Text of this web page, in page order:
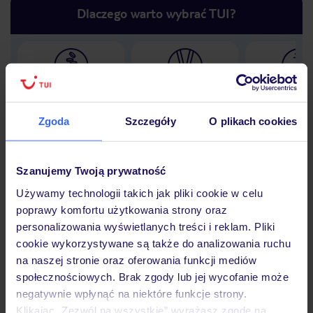
Zgoda Szczegóły O plikach cookies
Szanujemy Twoją prywatność
Używamy technologii takich jak pliki cookie w celu
poprawy komfortu użytkowania strony oraz
personalizowania wyświetlanych treści i reklam. Pliki
cookie wykorzystywane są także do analizowania ruchu
na naszej stronie oraz oferowania funkcji mediów
społecznościowych. Brak zgody lub jej wycofanie może
negatywnie wpłynąć na niektóre funkcje strony.
Klikając „Zezwól na wszystkie” wyrażasz zgodę na
Dlaczego warto wybrać TUI?
Lider niskich cen
podróży w Polsce
30 lat w
Hotel
Opinie
Pokoje